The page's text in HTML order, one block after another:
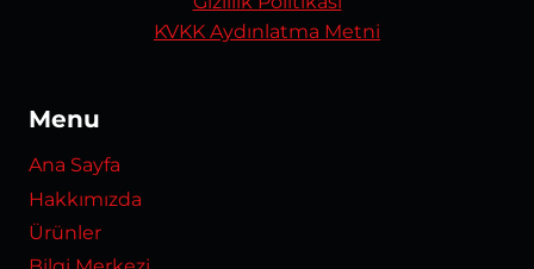
KVKK Aydınlatma Metni
Menu
Ana Sayfa
Hakkımızda
Ürünler